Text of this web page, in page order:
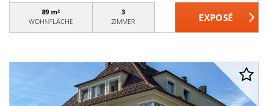
89 m²
WOHNFLÄCHE
3
ZIMMER